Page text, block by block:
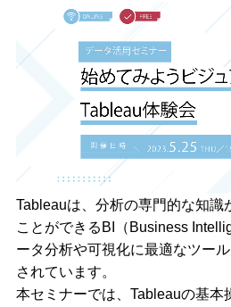
Tableauは、分析の専門的な知識
ことができるBI（Business
ータ分析や可視化に最適なツー
されています。
本セミナーでは、Tableauの基本